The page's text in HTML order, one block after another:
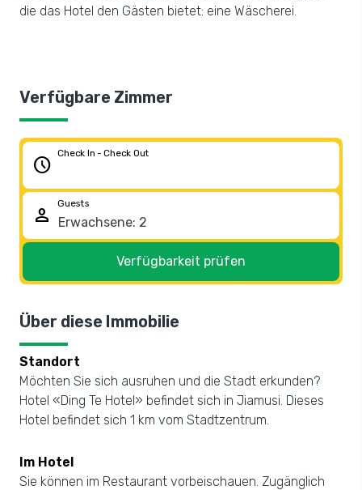
die das Hotel den Gästen bietet: eine Wäscherei.
Verfügbare Zimmer
schedule
Check In - Check Out
person
Guests
Verfügbarkeit prüfen
Über diese Immobilie
Standort
Möchten Sie sich ausruhen und die Stadt erkunden?
Hotel «Ding Te Hotel» befindet sich in Jiamusi. Dieses
Hotel befindet sich 1 km vom Stadtzentrum.
Im Hotel
Sie können im Restaurant vorbeischauen. Zugänglich